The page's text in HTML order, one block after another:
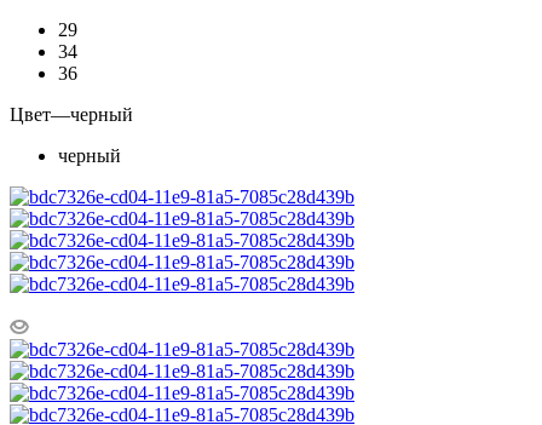
29
34
36
Цвет—черный
черный